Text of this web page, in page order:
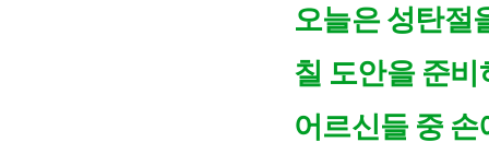
오늘은 성탄절
칠 도안을 준
어르신들 중